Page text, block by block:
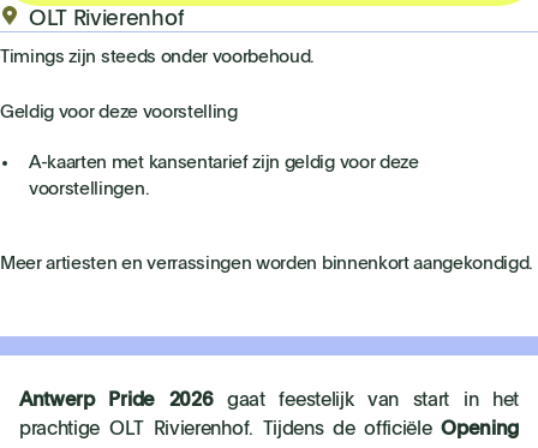
OLT Rivierenhof
Timings zijn steeds onder voorbehoud.
Geldig voor deze voorstelling
A-kaarten met kansentarief zijn geldig voor deze
voorstellingen.
Meer artiesten en verrassingen worden binnenkort aangekondigd.
Antwerp Pride 2026gaat feestelijk van start in het
prachtige OLT Rivierenhof. Tijdens de officiëleOpening